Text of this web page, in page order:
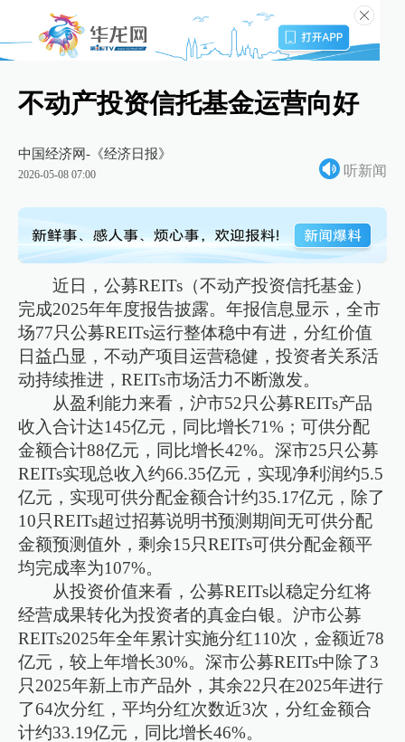
不动产投资信托基金运营向好
中国经济网-《经济日报》
2026-05-08 07:00 听新闻
近日，公募REITs（不动产投资信托基金）
完成2025年年度报告披露。年报信息显示，全市
场77只公募REITs运行整体稳中有进，分红价值
日益凸显，不动产项目运营稳健，投资者关系活
动持续推进，REITs市场活力不断激发。
从盈利能力来看，沪市52只公募REITs产品
收入合计达145亿元，同比增长71%；可供分配
金额合计88亿元，同比增长42%。深市25只公募
REITs实现总收入约66.35亿元，实现净利润约5.5
亿元，实现可供分配金额合计约35.17亿元，除了
10只REITs超过招募说明书预测期间无可供分配
金额预测值外，剩余15只REITs可供分配金额平
均完成率为107%。
从投资价值来看，公募REITs以稳定分红将
经营成果转化为投资者的真金白银。沪市公募
REITs2025年全年累计实施分红110次，金额近78
亿元，较上年增长30%。深市公募REITs中除了3
只2025年新上市产品外，其余22只在2025年进行
了64次分红，平均分红次数近3次，分红金额合
计约33.19亿元，同比增长46%。